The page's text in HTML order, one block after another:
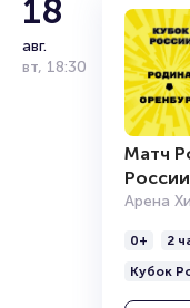
18
авг.
вт, 18:30
Матч
России
Арена
0+ 2
Кубок